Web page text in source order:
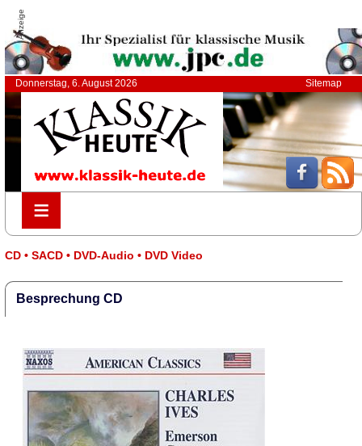
Anzeige
Donnerstag, 6. August 2026 Sitemap
≡
≡
CD • SACD • DVD-Audio • DVD Video
Besprechung CD